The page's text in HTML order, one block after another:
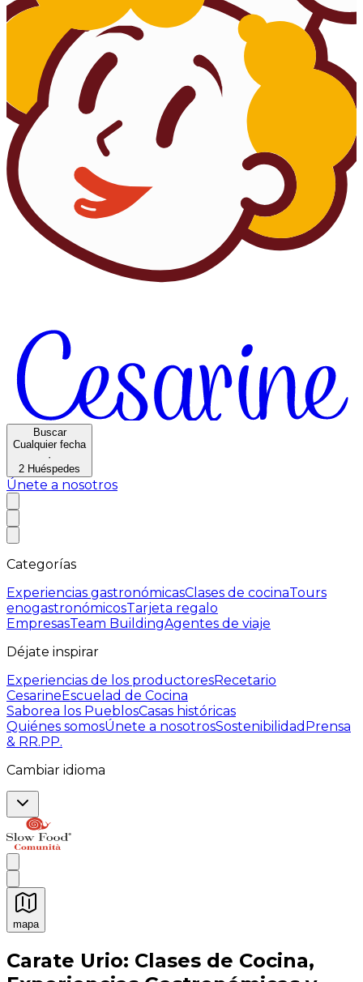
Buscar
Cualquier fecha
·
2 Huéspedes
Únete a nosotros
Categorías
Experiencias gastronómicasClases de cocinaTours
enogastronómicosTarjeta regalo
EmpresasTeam BuildingAgentes de viaje
Déjate inspirar
Experiencias de los productoresRecetario
CesarineEscuelad de Cocina
Saborea los PueblosCasas históricas
Quiénes somosÚnete a nosotrosSostenibilidad Prensa
& RR.PP.
Cambiar idioma
mapa
Experiencias culinarias inolvidables: Experiencias
Carate Urio: Clases de Cocina,